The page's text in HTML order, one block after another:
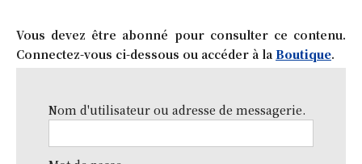
Vous devez être abonné pour consulter ce contenu.
Connectez-vous ci-dessous ou accéder à la Boutique.
Nom d'utilisateur ou adresse de messagerie.